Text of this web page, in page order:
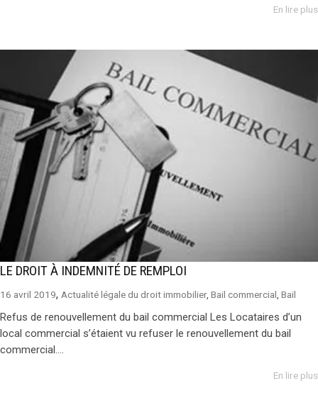
En lire plus
LE DROIT À INDEMNITÉ DE REMPLOI
16 avril 2019, Actualité légale du droit immobilier, Bail commercial Bail
Refus de renouvellement du bail commercial Les Locataires d’un
local commercial s’étaient vu refuser le renouvellement du bail
commercial....
En lire plus